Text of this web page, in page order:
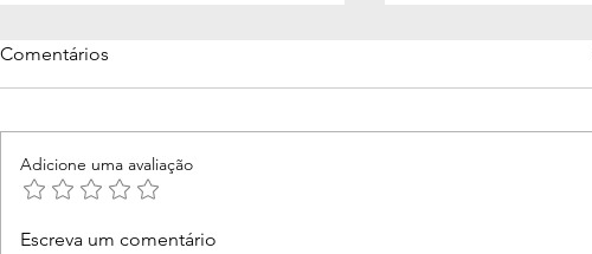
Aos 66 anos, o mergulho
Comentários
Adicione uma avaliação
Escreva um comentário